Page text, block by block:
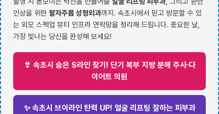
인상을 위한 팔자주름 성형외과까지. 속초시에서 믿고 방문할 수 있
는 외모 스펙업 뷰티 인프라 연락망을 정리해 드립니다. 중요한 날,
가장 빛나는 당신을 완성해 보세요!
👙 속초시 숨은 S라인 찾기! 단기 복부 지방 분해 주사·다
이어트 의원
✨ 속초시 브이라인 탄력 UP! 얼굴 리프팅 잘하는 피부과